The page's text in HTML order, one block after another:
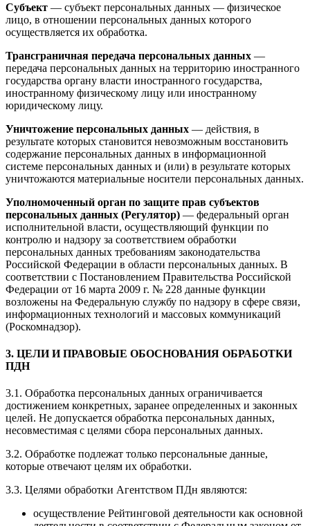
Субъект — субъект персональных данных — физическое
лицо, в отношении персональных данных которого
осуществляется их обработка.
Трансграничная передача персональных данных —
передача персональных данных на территорию иностранного
государства органу власти иностранного государства,
иностранному физическому лицу или иностранному
юридическому лицу.
Уничтожение персональных данных — действия, в
результате которых становится невозможным восстановить
содержание персональных данных в информационной
системе персональных данных и (или) в результате которых
уничтожаются материальные носители персональных данных.
Уполномоченный орган по защите прав субъектов
персональных данных (Регулятор) — федеральный орган
исполнительной власти, осуществляющий функции по
контролю и надзору за соответствием обработки
персональных данных требованиям законодательства
Российской Федерации в области персональных данных. В
соответствии с Постановлением Правительства Российской
Федерации от 16 марта 2009 г. № 228 данные функции
возложены на Федеральную службу по надзору в сфере связи,
информационных технологий и массовых коммуникаций
(Роскомнадзор).
3. ЦЕЛИ И ПРАВОВЫЕ ОБОСНОВАНИЯ ОБРАБОТКИ
ПДН
3.1. Обработка персональных данных ограничивается
достижением конкретных, заранее определенных и законных
целей. Не допускается обработка персональных данных,
несовместимая с целями сбора персональных данных.
3.2. Обработке подлежат только персональные данные,
которые отвечают целям их обработки.
3.3. Целями обработки Агентством ПДн являются:
осуществление Рейтинговой деятельности как основной